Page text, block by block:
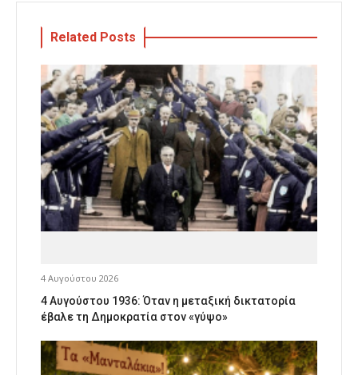
Related Posts
4 Αυγούστου 2026
4 Αυγούστου 1936: Όταν η μεταξική δικτατορία
έβαλε τη Δημοκρατία στον «γύψο»